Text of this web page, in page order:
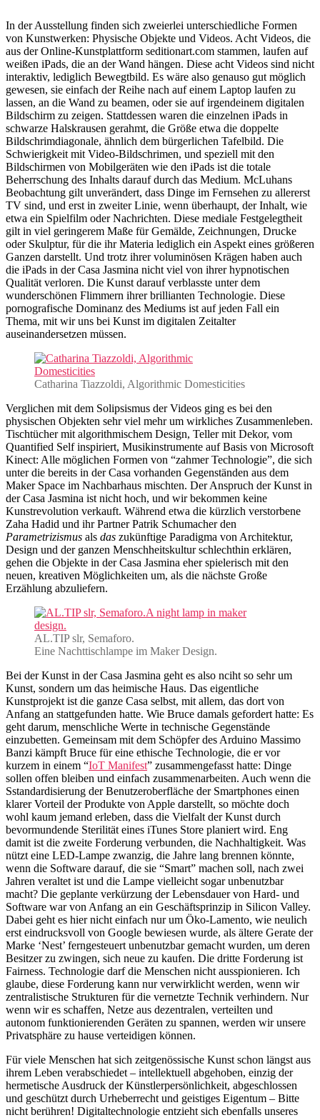
In der Ausstellung finden sich zweierlei unterschiedliche Formen
von Kunstwerken: Physische Objekte und Videos. Acht Videos, die
aus der Online-Kunstplattform seditionart.com stammen, laufen auf
weißen iPads, die an der Wand hängen. Diese acht Videos sind nicht
interaktiv, lediglich Bewegtbild. Es wäre also genauso gut möglich
gewesen, sie einfach der Reihe nach auf einem Laptop laufen zu
lassen, an die Wand zu beamen, oder sie auf irgendeinem digitalen
Bildschirm zu zeigen. Stattdessen waren die einzelnen iPads in
schwarze Halskrausen gerahmt, die Größe etwa die doppelte
Bildschrimdiagonale, ähnlich dem bürgerlichen Tafelbild. Die
Schwierigkeit mit Video-Bildschrimen, und speziell mit den
Bildschirmen von Mobilgeräten wie den iPads ist die totale
Beherrschung des Inhalts darauf durch das Medium. McLuhans
Beobachtung gilt unverändert, dass Dinge im Fernsehen zu allererst
TV sind, und erst in zweiter Linie, wenn überhaupt, der Inhalt, wie
etwa ein Spielfilm oder Nachrichten. Diese mediale Festgelegtheit
gilt in viel geringerem Maße für Gemälde, Zeichnungen, Drucke
oder Skulptur, für die ihr Materia lediglich ein Aspekt eines größeren
Ganzen darstellt. Und trotz ihrer voluminösen Krägen haben auch
die iPads in der Casa Jasmina nicht viel von ihrer hypnotischen
Qualität verloren. Die Kunst darauf verblasste unter dem
wunderschönen Flimmern ihrer brillianten Technologie. Diese
pornografische Dominanz des Mediums ist auf jeden Fall ein
Thema, mit wir uns bei Kunst im digitalen Zeitalter
auseinandersetzen müssen.
Catharina Tiazzoldi, Algorithmic Domesticities
Verglichen mit dem Solipsismus der Videos ging es bei den
physischen Objekten sehr viel mehr um wirkliches Zusammenleben.
Tischtücher mit algorithmischem Design, Teller mit Dekor, vom
Quantified Self inspiriert, Musikinstrumente auf Basis von Microsoft
Kinect: Alle möglichen Formen von “zahmer Technologie”, die sich
unter die bereits in der Casa vorhanden Gegenständen aus dem
Maker Space im Nachbarhaus mischten. Der Anspruch der Kunst in
der Casa Jasmina ist nicht hoch, und wir bekommen keine
Kunstrevolution verkauft. Während etwa die kürzlich verstorbene
Zaha Hadid und ihr Partner Patrik Schumacher den
Parametrizismus als das zukünftige Paradigma von Architektur,
Design und der ganzen Menschheitskultur schlechthin erklären,
gehen die Objekte in der Casa Jasmina eher spielerisch mit den
neuen, kreativen Möglichkeiten um, als die nächste Große
Erzählung abzuliefern.
AL.TIP slr, Semaforo.
Eine Nachttischlampe im Maker Design.
Bei der Kunst in der Casa Jasmina geht es also nciht so sehr um
Kunst, sondern um das heimische Haus. Das eigentliche
Kunstprojekt ist die ganze Casa selbst, mit allem, das dort von
Anfang an stattgefunden hatte. Wie Bruce damals gefordert hatte: Es
geht darum, menschliche Werte in technische Gegenstände
einzubetten. Gemeinsam mit dem Schöpfer des Arduino Massimo
Banzi kämpft Bruce für eine ethische Technologie, die er vor
kurzem in einem “IoT Manifest” zusammengefasst hatte: Dinge
sollen offen bleiben und einfach zusammenarbeiten. Auch wenn die
Sstandardisierung der Benutzeroberfläche der Smartphones einen
klarer Vorteil der Produkte von Apple darstellt, so möchte doch
wohl kaum jemand erleben, dass die Vielfalt der Kunst durch
bevormundende Sterilität eines iTunes Store planiert wird. Eng
damit ist die zweite Forderung verbunden, die Nachhaltigkeit. Was
nützt eine LED-Lampe zwanzig, die Jahre lang brennen könnte,
wenn die Software darauf, die sie “Smart” machen soll, nach zwei
Jahren veraltet ist und die Lampe vielleicht sogar unbenutzbar
macht? Die geplante verkürzung der Lebensdauer von Hard- und
Software war von Anfang an ein Geschäftsprinzip in Silicon Valley.
Dabei geht es hier nicht einfach nur um Öko-Lamento, wie neulich
erst eindrucksvoll von Google bewiesen wurde, als ältere Gerate der
Marke ‘Nest’ ferngesteuert unbenutzbar gemacht wurden, um deren
Besitzer zu zwingen, sich neue zu kaufen. Die dritte Forderung ist
Fairness. Technologie darf die Menschen nicht ausspionieren. Ich
glaube, diese Forderung kann nur verwirklicht werden, wenn wir
zentralistische Strukturen für die vernetzte Technik verhindern. Nur
wenn wir es schaffen, Netze aus dezentralen, verteilten und
autonom funktionierenden Geräten zu spannen, werden wir unsere
Privatsphäre zu hause verteidigen können.
Für viele Menschen hat sich zeitgenössische Kunst schon längst aus
ihrem Leben verabschiedet – intellektuell abgehoben, einzig der
hermetische Ausdruck der Künstlerpersönlichkeit, abgeschlossen
und geschützt durch Urheberrecht und geistiges Eigentum – Bitte
nicht berühren! Digitaltechnologie entzieht sich ebenfalls unseres